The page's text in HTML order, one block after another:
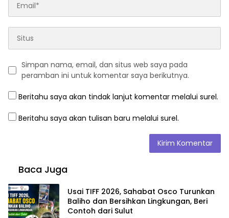
Simpan nama, email, dan situs web saya pada
peramban ini untuk komentar saya berikutnya.
Beritahu saya akan tindak lanjut komentar melalui surel.
Beritahu saya akan tulisan baru melalui surel.
Baca Juga
Usai TIFF 2026, Sahabat Osco Turunkan
Baliho dan Bersihkan Lingkungan, Beri
Contoh dari Sulut